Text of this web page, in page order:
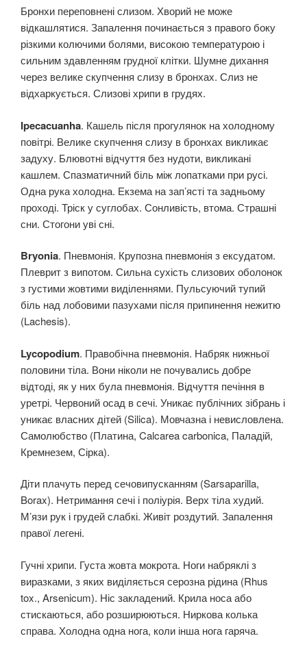
Бронхи переповнені слизом. Хворий не може
відкашлятися. Запалення починається з правого боку
різкими колючими болями, високою температурою і
сильним здавленням грудної клітки. Шумне дихання
через велике скупчення слизу в бронхах. Слиз не
відхаркується. Слизові хрипи в грудях.
Ipecacuanha. Кашель після прогулянок на холодному
повітрі. Велике скупчення слизу в бронхах викликає
задуху. Блювотні відчуття без нудоти, викликані
кашлем. Спазматичний біль між лопатками при русі.
Одна рука холодна. Екзема на зап’ясті та задньому
проході. Тріск у суглобах. Сонливість, втома. Страшні
сни. Стогони уві сні.
Bryonia. Пневмонія. Крупозна пневмонія з ексудатом.
Плеврит з випотом. Сильна сухість слизових оболонок
з густими жовтими виділеннями. Пульсуючий тупий
біль над лобовими пазухами після припинення нежитю
(Lachesis).
Lycopodium. Правобічна пневмонія. Набряк нижньої
половини тіла. Вони ніколи не почувались добре
відтоді, як у них була пневмонія. Відчуття печіння в
уретрі. Червоний осад в сечі. Уникає публічних зібрань і
уникає власних дітей (Silica). Мовчазна і невисловлена.
Самолюбство (Платина, Calcarea carbonica, Паладій,
Кремнезем, Сірка).
Діти плачуть перед сечовипусканням (Sarsaparilla,
Borax). Нетримання сечі і поліурія. Верх тіла худий.
М’язи рук і грудей слабкі. Живіт роздутий. Запалення
правої легені.
Гучні хрипи. Густа жовта мокрота. Ноги набряклі з
виразками, з яких виділяється серозна рідина (Rhus
tox., Arsenicum). Ніс закладений. Крила носа або
стискаються, або розширюються. Ниркова колька
справа. Холодна одна нога, коли інша нога гаряча.